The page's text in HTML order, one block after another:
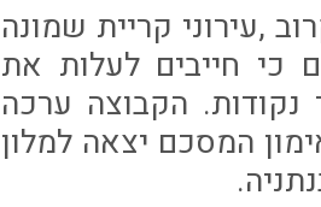
,עירוני קריית שמונה
מבינים כי חייבים לעלות את
הקבוצה ערכה
המסכם יצאה למלון